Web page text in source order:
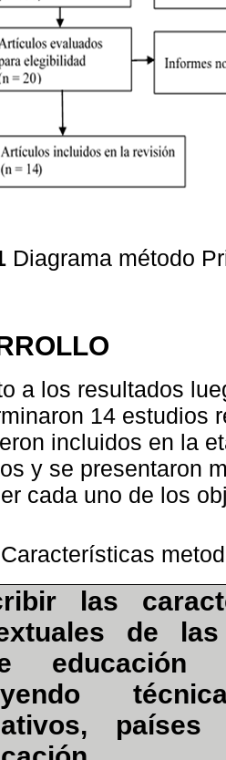
Diagrama método
a los resultados
14 estudios
incluidos en la
y se presentaron
cada uno de los
Características
las
de
educación